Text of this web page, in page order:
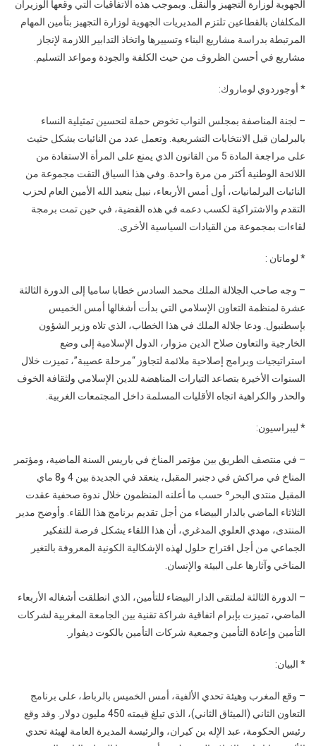
الجهوية لوزارة التجهيز والنقل. وبموجب هذه الاتفاقيات التي وقعها الوزيران
المكلفان بالقطاعين تلتزم المديريات الجهوية لوزارة التجهيز بتأمين المهام
المرتبطة بدراسة مشاريع البناء وتسييرها واتخاذ التدابير اللازمة لإنجاز
مشاريع في أحسن الظروف من حيث الكلفة والجودة ومواعد التسليم.
* أوجوردوي لوماروك:
– لجنة المناصفة بمجلس النواب تخوض حملة لتحسين تمثيلية النساء
بالبرلمان قبل الانتخابات التشريعية. وتعمل عدد من النائبات بشكل حثيث
على مراجعة المادة 5 من القانون الذي يمنع على المرأة الاستفادة من
اللائحة الوطنية أكثر من مرة واحدة. وفي هذا السياق التقت مجموعة من
النائبات البرلمانيات، أول أمس الأربعاء، نبيل بنعبد الله الأمين العام لحزب
التقدم والاشتراكية لكسب دعمه في هذه القضية، في حين تمت برمجة
لقاءات بمجموعة من القيادات السياسية الأخرى.
* لوماتان :
– وجه صاحب الجلالة الملك محمد السادس خطابا ساميا إلى الدورة الثالثة
عشرة لمنظمة التعاون الإسلامي التي بدأت أشغالها أمس الخميس
بإسطنبول. ودعا جلالة الملك في هذا الخطاب، الذي تلاه وزير الشؤون
الخارجية والتعاون صلاح الدين مزوار، الدول الإسلامية إلى وضع
استراتيجيات وبرامج إصلاحية ملائمة لتجاوز “مرحلة عصيبة”، تميزت خلال
السنوات الأخيرة بتصاعد التيارات المناهضة للدين الإسلامي ولثقافة الخوف
والحذر والكراهية اتجاه الأقليات المسلمة داخل المجتمعات الغربية.
* ليبراسيون:
– في منتصف الطريق بين مؤتمر المناخ في باريس السنة الماضية، ومؤتمر
المناخ في مراكش في دجنبر المقبل، ينعقد في الجديدة بين 4 و8 ماي
المقبل منتدى البحرº حسب ما أعلنه المنظمون خلال ندوة صحفية عقدت
الثلاثاء الماضي بالدار البيضاء من أجل تقديم برنامج هذا اللقاء. وأوضح مدير
المنتدى، مهدي العلوي المدغري، أن هذا اللقاء يشكل فرصة للتفكير
الجماعي من أجل اقتراح حلول لهذه الإشكالية الكونية المعروفة بالتغير
المناخي وآثارها على البيئة والإنسان.
– الدورة الثالثة لملتقى الدار البيضاء للتأمين، الذي انطلقت أشغاله الأربعاء
الماضي، تميزت بإبرام اتفاقية شراكة تقنية بين الجامعة المغربية لشركات
التأمين وإعادة التأمين وجمعية شركات التأمين بالكوت ديفوار.
* البيان:
– وقع المغرب وهيئة تحدي الألفية، أمس الخميس بالرباط، على برنامج
التعاون الثاني (الميثاق الثاني)، الذي تبلغ قيمته 450 مليون دولار. وقد وقع
رئيس الحكومة، عبد الإله بن كيران، والرئيسة المديرة العامة لهيئة تحدي